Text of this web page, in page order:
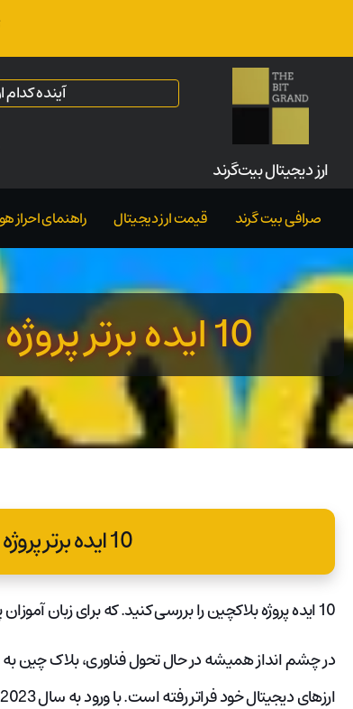
ارز‌ دیجیتال بیت‌گرند
آینده
صرافی بیت گرند قیمت ارز دیجیتال راهنمای احراز
10 ایده برتر پروژه بلاکچین پیشرفته
10 ایده برتر پروژه بلاکچین پیشرفته
10 ایده پروژه بلاکچین را بررسی کنید. که برای زبان آموزان پیشرفته چالش برانگیز و پاداش دهنده هستند.
در چشم انداز همیشه در حال تحول فناوری، بلاک چین